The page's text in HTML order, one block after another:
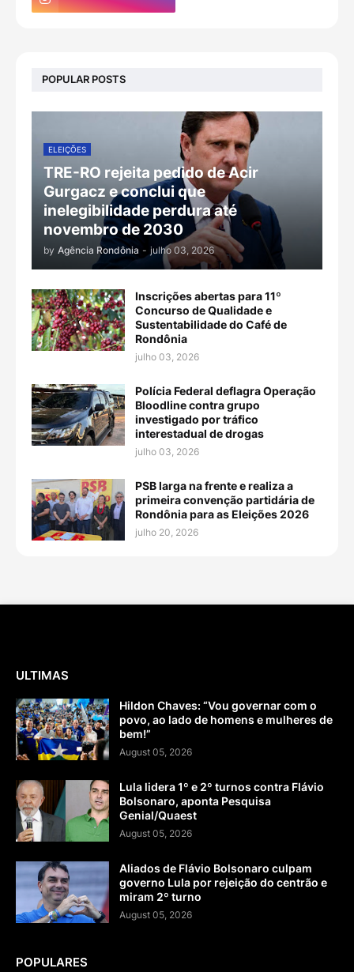
POPULAR POSTS
ELEIÇÕES
TRE-RO rejeita pedido de Acir
Gurgacz e conclui que
inelegibilidade perdura até
novembro de 2030
by Agência Rondônia - julho 03, 2026
Inscrições abertas para 11º
Concurso de Qualidade e
Sustentabilidade do Café de
Rondônia
julho 03, 2026
Polícia Federal deflagra Operação
Bloodline contra grupo
investigado por tráfico
interestadual de drogas
julho 03, 2026
PSB larga na frente e realiza a
primeira convenção partidária de
Rondônia para as Eleições 2026
julho 20, 2026
ULTIMAS
Hildon Chaves: “Vou governar com o
povo, ao lado de homens e mulheres de
bem!”
August 05, 2026
Lula lidera 1º e 2º turnos contra Flávio
Bolsonaro, aponta Pesquisa
Genial/Quaest
August 05, 2026
Aliados de Flávio Bolsonaro culpam
governo Lula por rejeição do centrão e
miram 2º turno
August 05, 2026
POPULARES